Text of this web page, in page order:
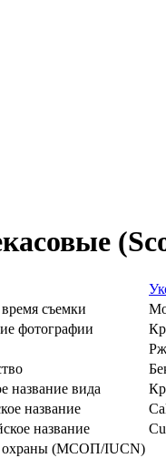
съемки
фотографии
название вида
название
название
охраны (МСОП/IUCN)